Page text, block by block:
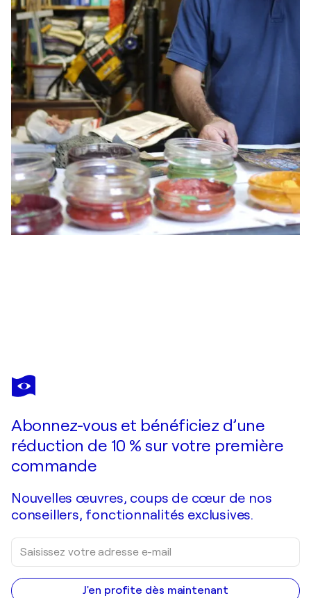
VINCENT VERDEGUER
L'Aigle Royal
Abonnez-vous et bénéficiez d’une
réduction de 10 % sur votre première
commande
Nouvelles œuvres, coups de cœur de nos
conseillers, fonctionnalités exclusives.
J'en profite dès maintenant